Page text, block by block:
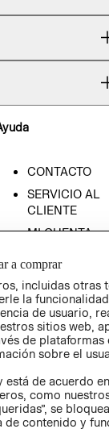
CONTACTO
SERVICIO AL
CLIENTE
MI CUENTA
TIENDAS
- RETIRO EN
TIENDA
TÉRMINOS Y
AVISO DE
PRIVACIDAD
GIFT CARD
a comprar
incluidas otras
la
de usuario,
sitios web,
de plataformas
sobre el
está de acuerdo
como
se
de contenido y